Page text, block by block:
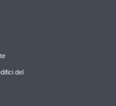
del